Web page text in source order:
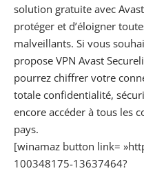
solution gratuite avec
protéger et d’éloigner
malveillants. Si vous
propose VPN Avast
pourrez chiffrer votre
totale confidentialité,
encore accéder à tous les
pays.
[winamaz button link=
100348175-13637464?